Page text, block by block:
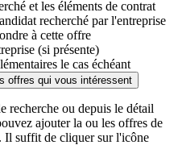
et les éléments de contrat
recherché par l'entreprise
à cette offre
(si présente)
le cas échéant
offres qui vous intéressent
recherche ou depuis le détail
ajouter la ou les offres de
Il suffit de cliquer sur l'icône